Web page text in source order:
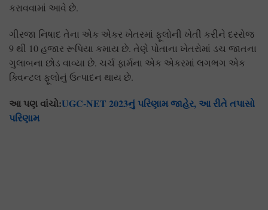
કરાવવામાં આવે છે.
ગીરજા નિષાદ તેના એક એકર ખેતરમાં ફૂલોની ખેતી કરીને દરરોજ
9 થી 10 હજાર રૂપિયા કમાય છે. તેણે પોતાના ખેતરોમાં ડચ જાતના
ગુલાબના છોડ વાવ્યા છે. ચર્ચ ફાર્મના એક એકરમાં લગભગ એક
ક્વિન્ટલ ફૂલોનું ઉત્પાદન થાય છે.
આ પણ વાંચો:UGC-NET 2023નું પરિણામ જાહેર, આ રીતે તપાસો
પરિણામ